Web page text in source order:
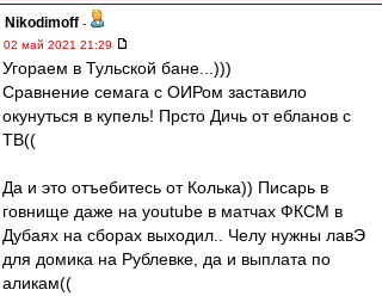
Nikodimoff -
02 май 2021 21:29
Угораем в Тульской бане...)))
Сравнение семага с ОИРом заставило
окунуться в купель! Прсто Дичь от ебланов с
ТВ((
Да и это отъебитесь от Колька)) Писарь в
говнище даже на youtube в матчах ФКСМ в
Дубаях на сборах выходил.. Челу нужны лавЭ
для домика на Рублевке, да и выплата по
аликам((